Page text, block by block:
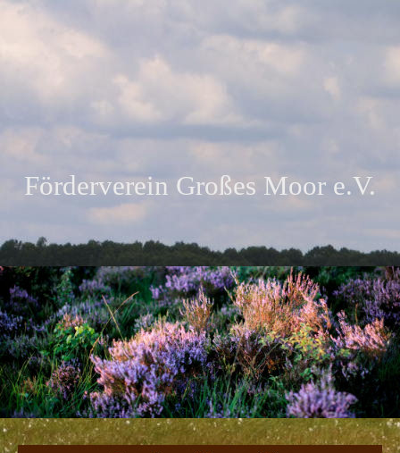
Förderverein Großes Moor e.V.